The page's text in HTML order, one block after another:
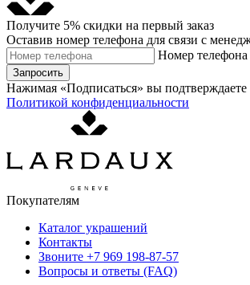
Получите 5% скидки на первый заказ
Оставив номер телефона для связи с
Номер телефона
Запросить
Нажимая «Подписаться» вы подтверждаете
Политикой конфиденциальности
Покупателям
Каталог украшений
Контакты
Звоните +7 969 198-87-57
Вопросы и ответы (FAQ)